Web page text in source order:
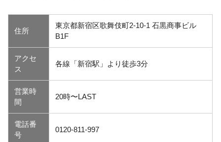
住所
東京都新宿区歌舞伎町2-10-1 石黒商事ビル
B1F
アクセ
ス
各線「新宿駅」より徒歩3分
営業時
間
20時〜LAST
電話番
号
0120-811-997